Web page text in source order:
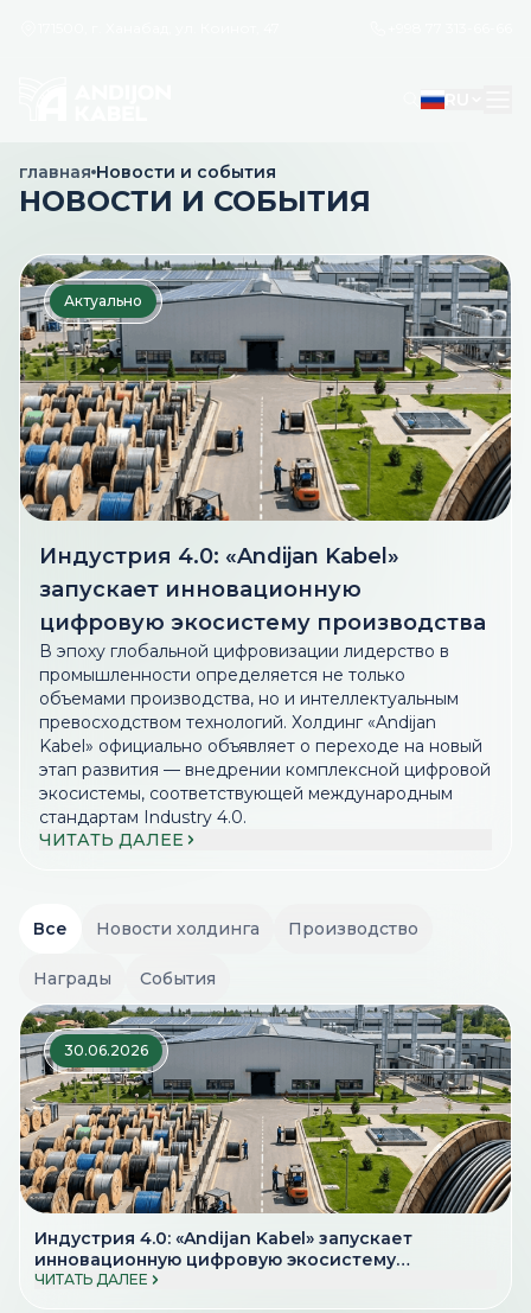
главная Новости и события
НОВОСТИ И СОБЫТИЯ
Актуально
Индустрия 4.0: «Andijan Kabel»
запускает инновационную
цифровую экосистему производства
В эпоху глобальной цифровизации лидерство в
промышленности определяется не только
объемами производства, но и интеллектуальным
превосходством технологий. Холдинг «Andijan
Kabel» официально объявляет о переходе на новый
этап развития — внедрении комплексной цифровой
экосистемы, соответствующей международным
стандартам Industry 4.0.
ЧИТАТЬ ДАЛЕЕ
Все Новости холдинга Производство
Награды События
30.06.2026
Индустрия 4.0: «Andijan Kabel» запускает
инновационную цифровую экосистему
производства
ЧИТАТЬ ДАЛЕЕ